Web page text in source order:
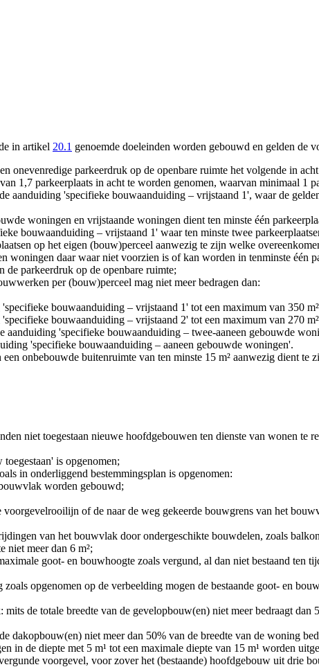
in artikel 20.1 genoemde doeleinden worden gebouwd en gelden de
onevenredige parkeerdruk op de openbare ruimte het volgende in
1,7 parkeerplaats in acht te worden genomen, waarvan minimaal 1
aanduiding 'specifieke bouwaanduiding – vrijstaand 1', waar de
woningen en vrijstaande woningen dient ten minste één
bouwaanduiding – vrijstaand 1' waar ten minste twee
op het eigen (bouw)perceel aanwezig te zijn welke
woningen daar waar niet voorzien is of kan worden in tenminste één
parkeerdruk op de openbare ruimte;
per (bouw)perceel mag niet meer bedragen dan:
bouwaanduiding – vrijstaand 1' tot een maximum van 350
bouwaanduiding – vrijstaand 2' tot een maximum van 270
aanduiding 'specifieke bouwaanduiding – twee-aaneen gebouwde
'specifieke bouwaanduiding – aaneen gebouwde woningen'.
onbebouwde buitenruimte van ten minste 15 m² aanwezig dient te
niet toegestaan nieuwe hoofdgebouwen ten dienste van wonen te
is opgenomen;
in onderliggend bestemmingsplan is opgenomen:
worden gebouwd;
voorgevelrooilijn of de naar de weg gekeerde bouwgrens van het
van het bouwvlak door ondergeschikte bouwdelen, zoals
niet meer dan 6 m²;
goot- en bouwhoogte zoals vergund, al dan niet bestaand ten
opgenomen op de verbeelding mogen de bestaande goot- en
de totale breedte van de gevelopbouw(en) niet meer bedraagt
dakopbouw(en) niet meer dan 50% van de breedte van de woning
in de diepte met 5 m¹ tot een maximale diepte van 15 m¹ worden
voorgevel, voor zover het (bestaande) hoofdgebouw uit drie